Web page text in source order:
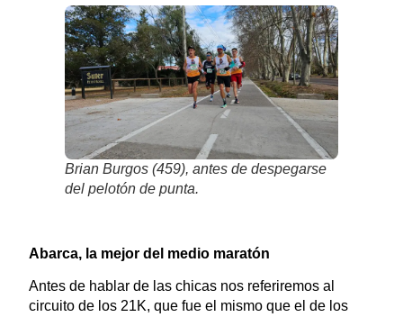
Brian Burgos (459), antes de despegarse
del pelotón de punta.
Abarca, la mejor del medio maratón
Antes de hablar de las chicas nos referiremos al
circuito de los 21K, que fue el mismo que el de los